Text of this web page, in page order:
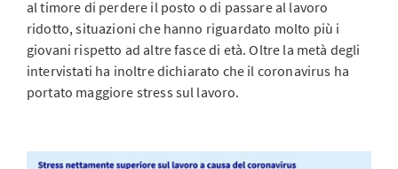
al timore di perdere il posto o di passare al lavoro
ridotto, situazioni che hanno riguardato molto più i
giovani rispetto ad altre fasce di età. Oltre la metà degli
intervistati ha inoltre dichiarato che il coronavirus ha
portato maggiore stress sul lavoro.